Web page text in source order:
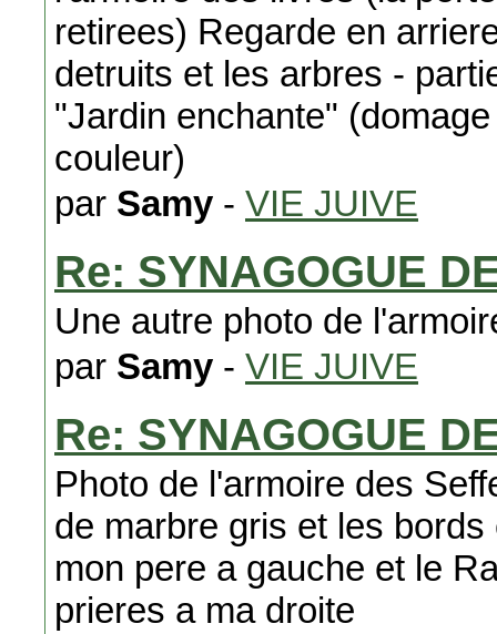
retirees) Regarde en
detruits et les arbres -
"Jardin enchante"
couleur)
par Samy - VIE JUIVE
Re: SYNAGOGUE
Une autre photo de
par Samy - VIE JUIVE
Re: SYNAGOGUE
Photo de l'armoire des
de marbre gris et les
mon pere a gauche et le
prieres a ma droite